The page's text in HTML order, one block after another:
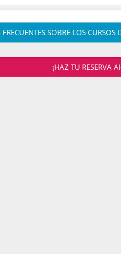
SOBRE LOS
¡HAZ TU RESERVA